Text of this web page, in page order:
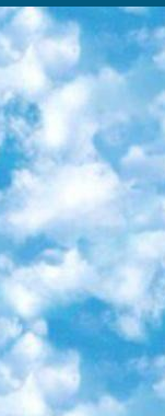
дисциплинам школьной программы. Информация на сайте структурирована по классам, предметам и темам (урокам). Каждый урок состоит из видеолекций и конспектов. Есть также интерактивные тренажёры и тесты для закрепления пройденного материала. Даже если вы давно окончили школу, возможность повторить программу старших классов всегда может пригодиться. 9. Edutainme Ещё один ресурс об образовании. В отличие от Newtonew, как мне кажется, Edutainme больше ориентируется на представителей индустрии: педагогов, предпринимателей, разработчиков образовательных проектов. Но и любой, кто просто стремится к саморазвитию, найдёт на сайте много полезного и интересного для себя. Например, информацию о новых курсах и образовательных сервисах. 10. Newtonew Онлайн-медиа об образовании и обучении в широком смысле. Авторы Newtonew пишут об инструментах, заведениях, тактиках и стратегиях, которые помогают учить других и получать новые знания самостоятельно. На этой площадке вы найдёте новости, обзоры, аналитические мат